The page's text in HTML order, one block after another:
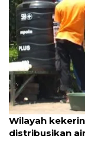
Wilayah
distribusikan